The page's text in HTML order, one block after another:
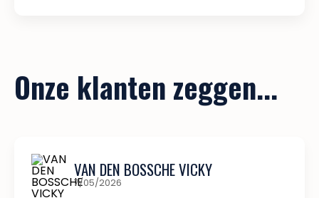
Onze klanten zeggen...
VAN DEN BOSSCHE VICKY
7/05/2026